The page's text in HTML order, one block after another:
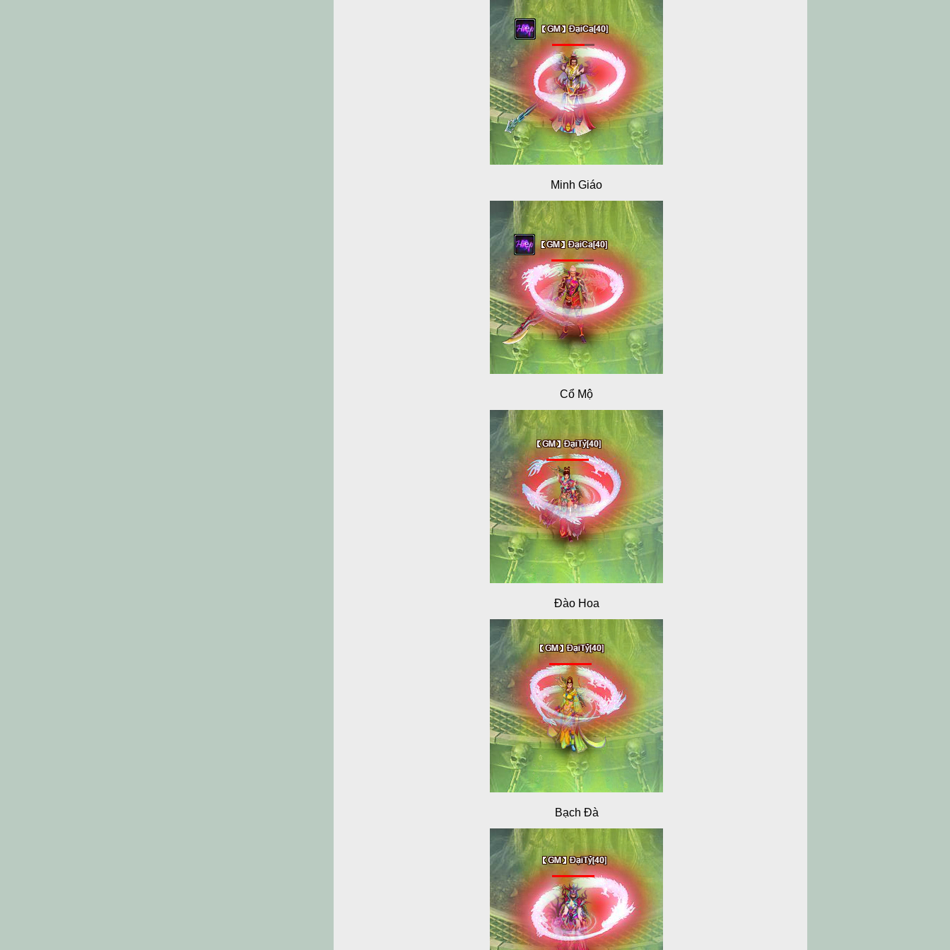
Minh Giáo
Cổ Mộ
Đào Hoa
Bạch Đà